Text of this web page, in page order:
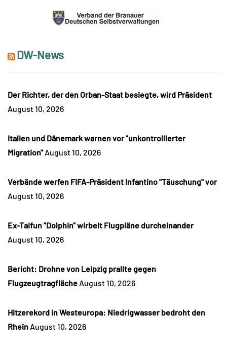
DW-News
Der Richter, der den Orban-Staat besiegte, wird Präsident
August 10, 2026
Italien und Dänemark warnen vor "unkontrollierter
Migration" August 10, 2026
Verbände werfen FIFA-Präsident Infantino "Täuschung" vor
August 10, 2026
Ex-Taifun "Dolphin" wirbelt Flugpläne durcheinander
August 10, 2026
Bericht: Drohne von Leipzig prallte gegen
Flugzeugtragfläche August 10, 2026
Hitzerekord in Westeuropa: Niedrigwasser bedroht den
Rhein August 10, 2026